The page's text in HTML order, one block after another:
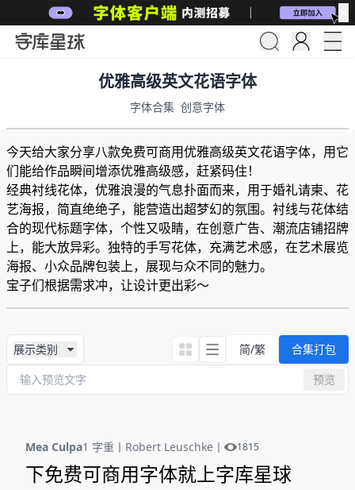
优雅高级英文花语字体
字体合集 创意字体
今天给大家分享八款免费可商用优雅高级英文花语字体，用它
们能给作品瞬间增添优雅高级感，赶紧码住！
经典衬线花体，优雅浪漫的气息扑面而来，用于婚礼请柬、花
艺海报，简直绝绝子，能营造出超梦幻的氛围。衬线与花体结
合的现代标题字体，个性又吸睛，在创意广告、潮流店铺招牌
上，能大放异彩。独特的手写花体，充满艺术感，在艺术展览
海报、小众品牌包装上，展现与众不同的魅力。
宝子们根据需求冲，让设计更出彩～
展示类别 简/繁
合集打包
预览
Mea Culpa1 字重 丨 Robert Leuschke 丨 1815
下免费可商用字体就上字库星球